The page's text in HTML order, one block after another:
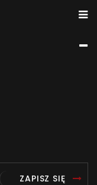
ZAPISZ SIĘ